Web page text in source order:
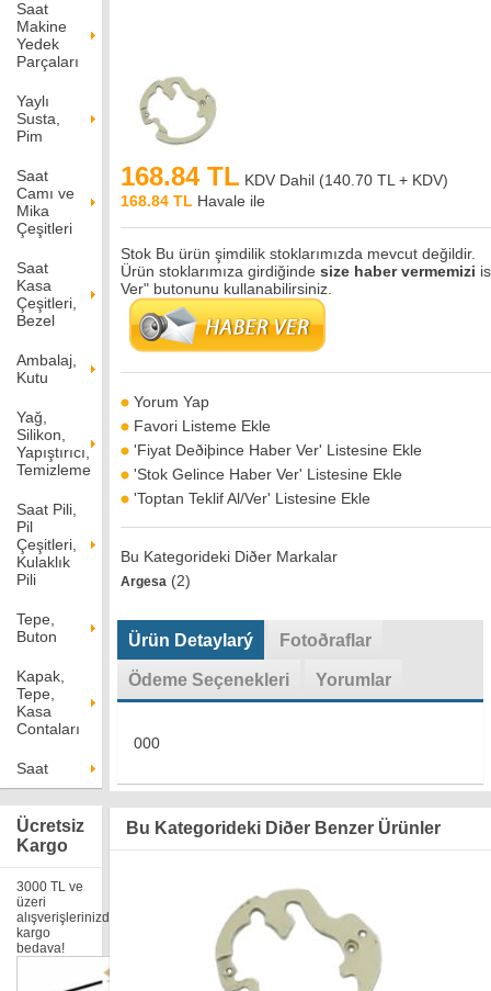
Saat
Makine
Yedek
Parçaları
Yaylı
Susta,
Pim
Saat
Camı ve
Mika
Çeşitleri
Saat
Kasa
Çeşitleri,
Bezel
Ambalaj,
Kutu
Yağ,
Silikon,
Yapıştırıcı,
Temizleme
Saat Pili,
Pil
Çeşitleri,
Kulaklık
Pili
Tepe,
Buton
Kapak,
Tepe,
Kasa
Contaları
Saat
Ücretsiz
Kargo
3000 TL ve
üzeri
alışverişlerinizde
kargo
bedava!
168.84 TL KDV Dahil (140.70 TL + KDV)
168.84 TL Havale ile
Stok Bu ürün şimdilik stoklarımızda mevcut değildir.
Ürün stoklarımıza girdiğindesize haber vermemizi
Ver" butonunu kullanabilirsiniz.
Yorum Yap
Favori Listeme Ekle
'Fiyat Deðiþince Haber Ver' Listesine Ekle
'Stok Gelince Haber Ver' Listesine Ekle
'Toptan Teklif Al/Ver' Listesine Ekle
Bu Kategorideki Diðer Markalar
Argesa (2)
Ürün Detaylarý Fotoðraflar
Ödeme Seçenekleri Yorumlar
000
Bu Kategorideki Diðer Benzer Ürünler